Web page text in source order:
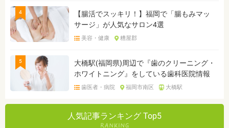
4
【腸活でスッキリ！】福岡で「腸もみマッ
サージ」が人気なサロン4選
美容・健康 糟屋郡
5
大橋駅(福岡県)周辺で『歯のクリーニング・
ホワイトニング』をしている歯科医院情報
歯医者・病院 福岡市南区 大橋駅
人気記事ランキング Top5